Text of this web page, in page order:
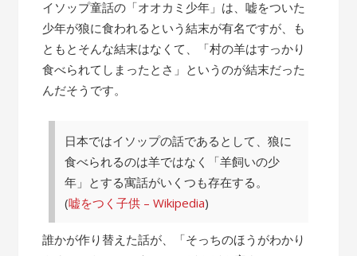
話”
イソップ童話の「オオカミ少年」は、嘘をついた
少年が狼に食われるという結末が有名ですが、も
ともとそんな結末はなくて、「村の羊はすっかり
食べられてしまったとさ」というのが結末だった
んだそうです。
日本ではイソップの話であるとして、狼に
食べられるのは羊ではなく「羊飼いの少
年」とする寓話がいくつも存在する。
(嘘をつく子供 – Wikipedia)
誰かが作り替えた話が、「そっちのほうがわかり